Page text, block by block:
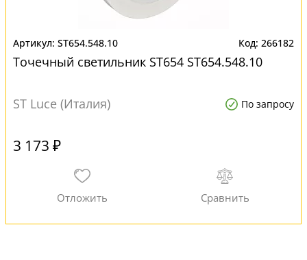
ST654.548.10 266182
Точечный светильник ST654 ST654.548.10
ST Luce (Италия) По запросу
3 173 ₽